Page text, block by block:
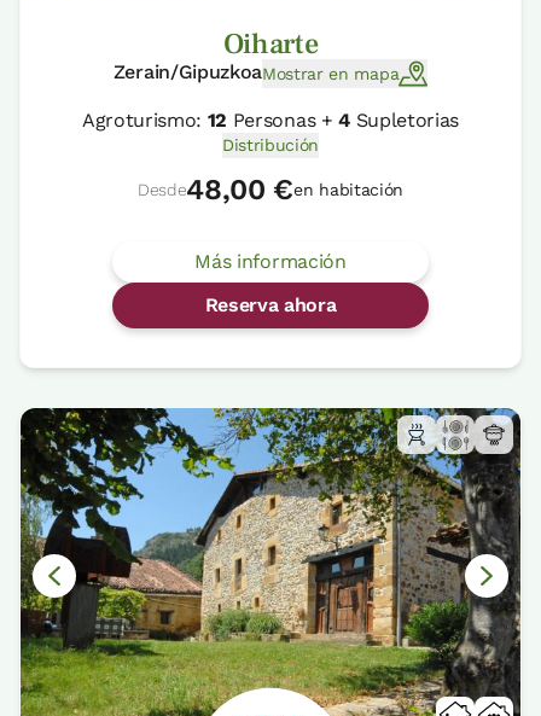
Oiharte
Zerain/GipuzkoaMostrar en mapa
Agroturismo: 12 Personas +4Supletorias
Distribución
Desde48,00 €en habitación
Más información
Reserva ahora